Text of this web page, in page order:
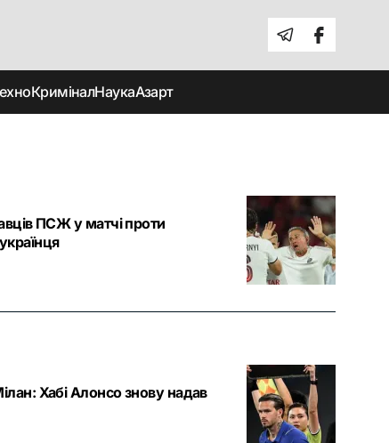
КриміналНаукаАзарт
ПСЖ у матчі проти
Хабі Алонсо знову надав